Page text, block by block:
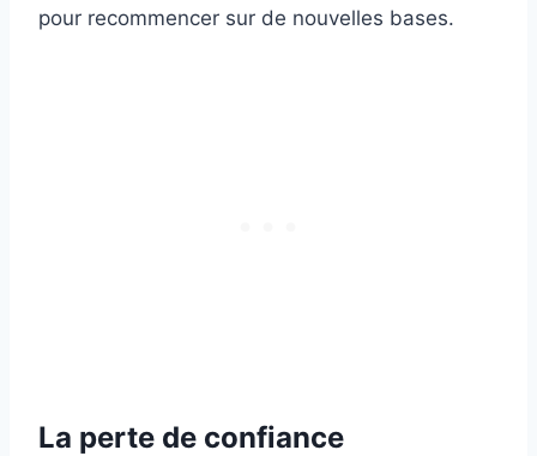
pour recommencer sur de nouvelles bases.
La perte de confiance